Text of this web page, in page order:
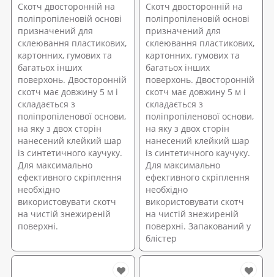
Скотч двосторонній на
поліпропіленовій основі
призначений для
склеювання пластикових,
картонних, гумових та
багатьох інших
поверхонь. Двосторонній
скотч має довжину 5 м і
складається з
поліпропіленової основи,
на яку з двох сторін
нанесений клейкий шар
із синтетичного каучуку.
Для максимально
ефективного скріплення
необхідно
використовувати скотч
на чистій знежиреній
поверхні.
Скотч двосторонній на
поліпропіленовій основі
призначений для
склеювання пластикових,
картонних, гумових та
багатьох інших
поверхонь. Двосторонній
скотч має довжину 5 м і
складається з
поліпропіленової основи,
на яку з двох сторін
нанесений клейкий шар
із синтетичного каучуку.
Для максимально
ефективного скріплення
необхідно
використовувати скотч
на чистій знежиреній
поверхні. Запакований у
блістер